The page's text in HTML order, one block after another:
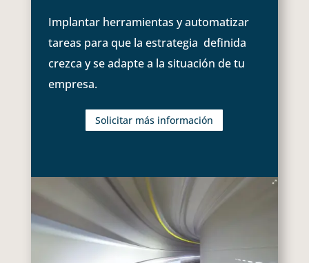
Implantar herramientas y automatizar
tareas para que la estrategia definida
crezca y se adapte a la situación de tu
empresa.
Solicitar más información